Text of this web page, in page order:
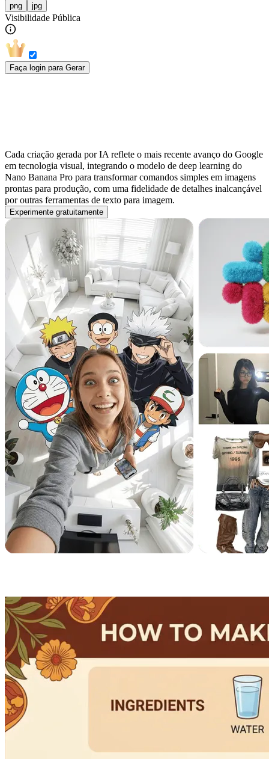
png jpg
Visibilidade Pública
Faça login para Gerar
Cada criação gerada por IA reflete o mais recente avanço do Google
em tecnologia visual, integrando o modelo de deep learning do
Nano Banana Pro para transformar comandos simples em imagens
prontas para produção, com uma fidelidade de detalhes inalcançável
por outras ferramentas de texto para imagem.
Experimente gratuitamente